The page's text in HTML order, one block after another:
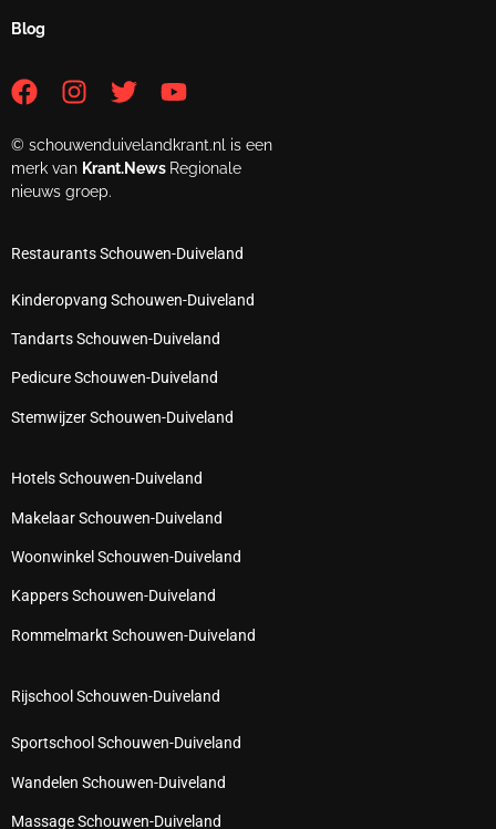
Blog
© schouwenduivelandkrant.nl is een
merk van Krant.News Regionale
nieuws groep.
Restaurants Schouwen-Duiveland
Kinderopvang Schouwen-Duiveland
Tandarts Schouwen-Duiveland
Pedicure Schouwen-Duiveland
Stemwijzer Schouwen-Duiveland
Hotels Schouwen-Duiveland
Makelaar Schouwen-Duiveland
Woonwinkel Schouwen-Duiveland
Kappers Schouwen-Duiveland
Rommelmarkt Schouwen-Duiveland
Rijschool Schouwen-Duiveland
Sportschool Schouwen-Duiveland
Wandelen Schouwen-Duiveland
Massage Schouwen-Duiveland